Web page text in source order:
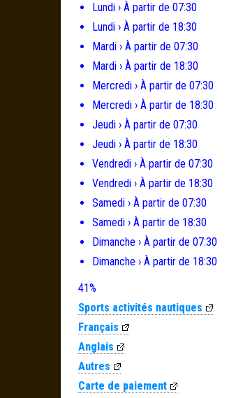
Lundi › À partir de 07:30
Lundi › À partir de 18:30
Mardi › À partir de 07:30
Mardi › À partir de 18:30
Mercredi › À partir de 07:30
Mercredi › À partir de 18:30
Jeudi › À partir de 07:30
Jeudi › À partir de 18:30
Vendredi › À partir de 07:30
Vendredi › À partir de 18:30
Samedi › À partir de 07:30
Samedi › À partir de 18:30
Dimanche › À partir de 07:30
Dimanche › À partir de 18:30
41%
Sports activités nautiques
Français
Anglais
Autres
Carte de paiement